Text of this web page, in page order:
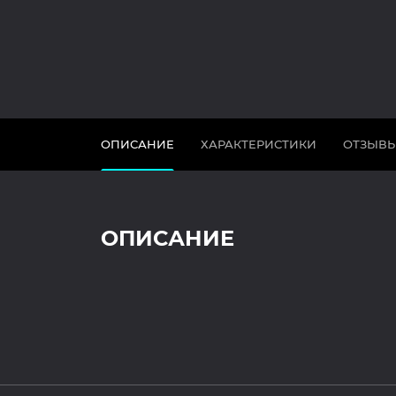
ОПИСАНИЕ ХАРАКТЕРИСТИКИ
ОПИСАНИЕ